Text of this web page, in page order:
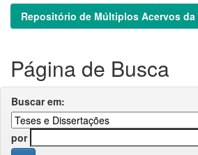
Repositório de Múltiplos Acervos da
Página de Busca
Buscar em:
por